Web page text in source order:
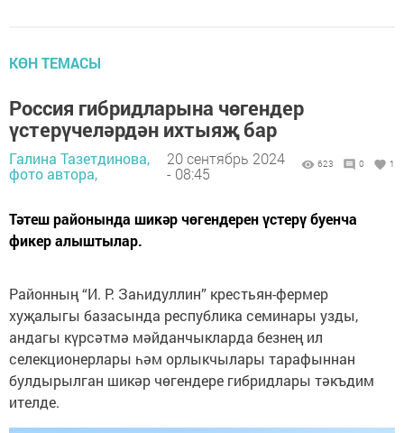
КӨН ТЕМАСЫ
Россия гибридларына чөгендер
үстерүчеләрдән ихтыяҗ бар
Галина Тазетдинова,
фото автора,
20 сентябрь 2024
- 08:45
623 0 1
Тәтеш районында шикәр чөгендерен үстерү буенча
фикер алыштылар.
Районның “И. Р. Заһидуллин” крестьян-фермер
хуҗалыгы базасында республика семинары узды,
андагы күрсәтмә мәйданчыкларда безнең ил
селекционерлары һәм орлыкчылары тарафыннан
булдырылган шикәр чөгендере гибридлары тәкъдим
ителде.